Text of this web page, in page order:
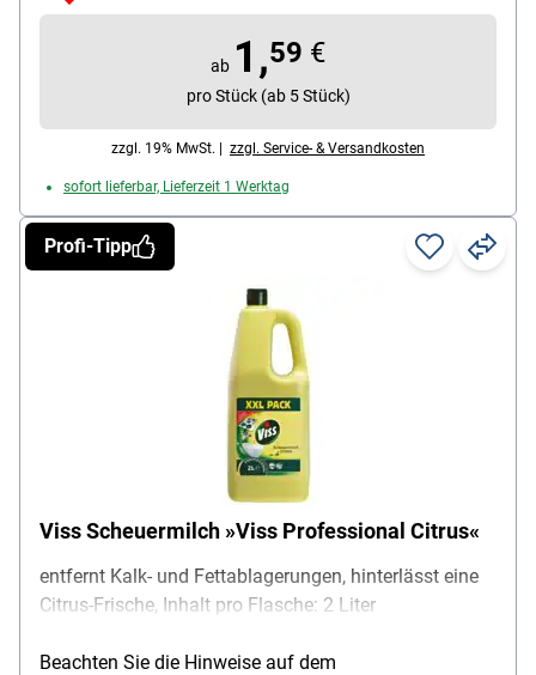
ab 1,59 €
pro Stück (ab 5 Stück)
zzgl. 19% MwSt. | zzgl. Service- & Versandkosten
sofort lieferbar, Lieferzeit 1 Werktag
Viss Scheuermilch »Viss Professional Citrus«
entfernt Kalk- und Fettablagerungen, hinterlässt eine
Citrus-Frische, Inhalt pro Flasche: 2 Liter
Beachten Sie die Hinweise auf dem
Profi-Tipp